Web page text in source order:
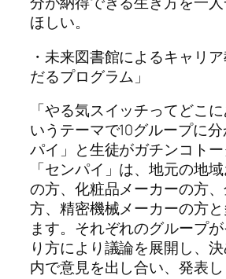
ほしい。
・未来図書館によるキャリ
だるプログラム」
「やる気スイッチってどこ
いうテーマで10グループに
パイ」と生徒がガチンコトー
「センパイ」は、地元の地
の方、化粧品メーカーの方
方、精密機械メーカーの方
ます。それぞれのグループ
り方により議論を展開し、
内で意見を出し合い、発表し